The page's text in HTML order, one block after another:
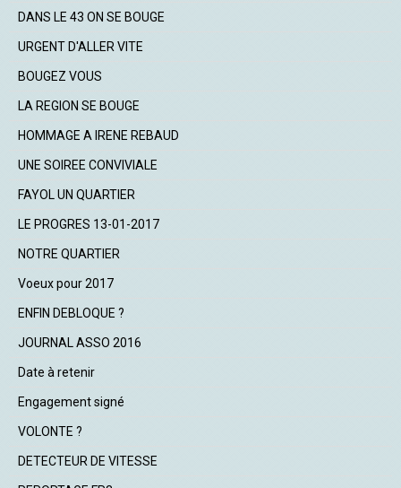
DANS LE 43 ON SE BOUGE
URGENT D'ALLER VITE
BOUGEZ VOUS
LA REGION SE BOUGE
HOMMAGE A IRENE REBAUD
UNE SOIREE CONVIVIALE
FAYOL UN QUARTIER
LE PROGRES 13-01-2017
NOTRE QUARTIER
Voeux pour 2017
ENFIN DEBLOQUE ?
JOURNAL ASSO 2016
Date à retenir
Engagement signé
VOLONTE ?
DETECTEUR DE VITESSE